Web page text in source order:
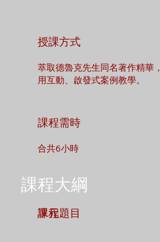
授課方式
萃取德魯克先生同名著作精華
用互動、啟發式案例教學。
課程需時
合共6小時
課程大綱
單元
課程題目